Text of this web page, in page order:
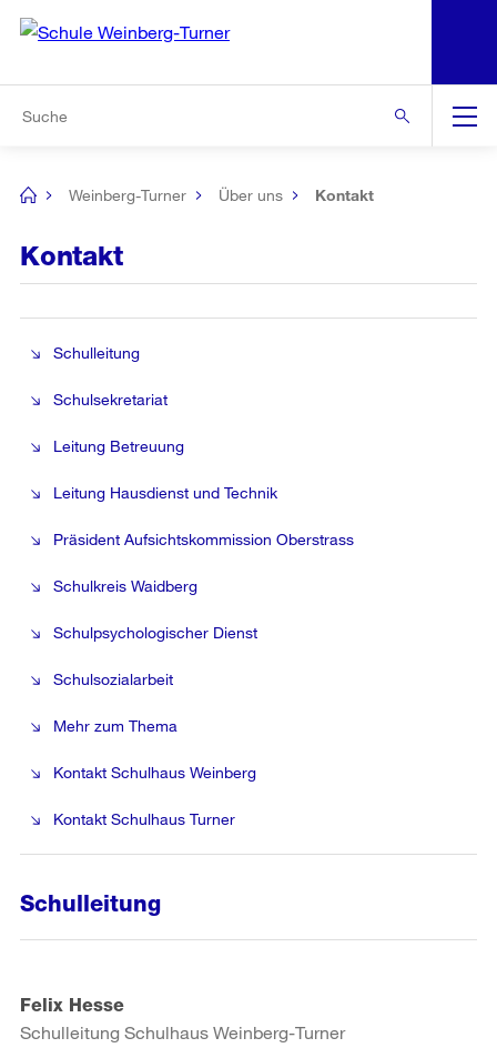
Navigation
[no
Weinberg-Turner Über uns Kontakt
Kontakt
Schulleitung
Schulsekretariat
Leitung Betreuung
Leitung Hausdienst und Technik
Präsident Aufsichtskommission Oberstrass
Schulkreis Waidberg
Schulpsychologischer Dienst
Schulsozialarbeit
Mehr zum Thema
Kontakt Schulhaus Weinberg
Kontakt Schulhaus Turner
Schulleitung
Felix Hesse
Schulleitung Schulhaus Weinberg-Turner